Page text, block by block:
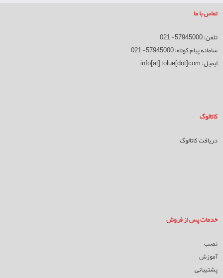
تماس با ما
تلفن: 57945000- 021
سامانه پیام کوتاه: 57945000- 021
ایمیل:info[at] tolue[dot]com
کاتالوگ
دریافت کاتالوگ
خدمات پس از فروش
نصب
آموزش
پشتیبانی